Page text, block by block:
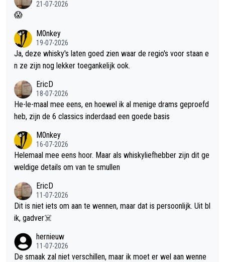
21-07-2026
😱
M0nkey
19-07-2026
Ja, deze whisky's laten goed zien waar de regio's voor staan e
n ze zijn nog lekker toegankelijk ook.
EricD
18-07-2026
He-le-maal mee eens, en hoewel ik al menige drams geproefd
heb, zijn de 6 classics inderdaad een goede basis
M0nkey
16-07-2026
Helemaal mee eens hoor. Maar als whiskyliefhebber zijn dit ge
weldige details om van te smullen
EricD
11-07-2026
Dit is niet iets om aan te wennen, maar dat is persoonlijk. Uit bl
ik, gadver☠️
hernieuw
11-07-2026
De smaak zal niet verschillen, maar ik moet er wel aan wenne